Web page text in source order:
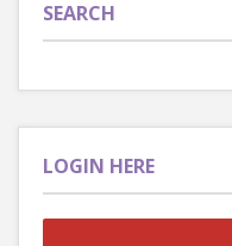
SEARCH
LOGIN HERE